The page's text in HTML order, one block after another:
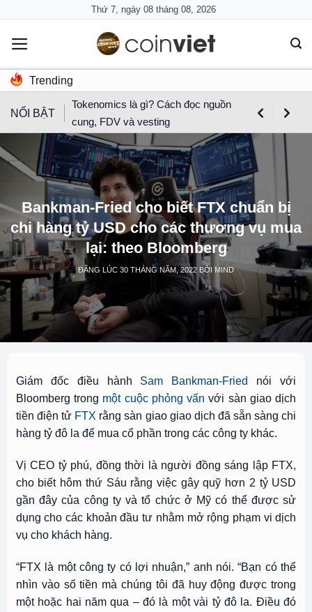
content
Thứ 7, ngày 08 tháng 08, 2026
Trending
NỔI BẬT
Tokenomics là gì? Cách đọc nguồn
cung, FDV và vesting
Bankman-Fried cho biết FTX chuẩn bị
chi hàng tỷ USD cho các thương vụ mua
lại: theo Bloomberg
ĐĂNG LÚC 30 THÁNG NĂM, 2022 BỞI MIND
Giám đốc điều hành Sam Bankman-Fried nói với
Bloomberg trong một cuộc phỏng vấn với sàn giao dịch
tiền điện tử FTX rằng sàn giao giao dịch đã sẵn sàng chi
hàng tỷ đô la để mua cổ phần trong các công ty khác.
Vị CEO tỷ phú, đồng thời là người đồng sáng lập FTX,
cho biết hôm thứ Sáu rằng việc gây quỹ hơn 2 tỷ USD
gần đây của công ty và tổ chức ở Mỹ có thể được sử
dụng cho các khoản đầu tư nhằm mở rộng phạm vi dịch
vụ cho khách hàng.
“FTX là một công ty có lợi nhuận,” anh nói. “Bạn có thể
nhìn vào số tiền mà chúng tôi đã huy động được trong
một hoặc hai năm qua – đó là một vài tỷ đô la. Điều đó